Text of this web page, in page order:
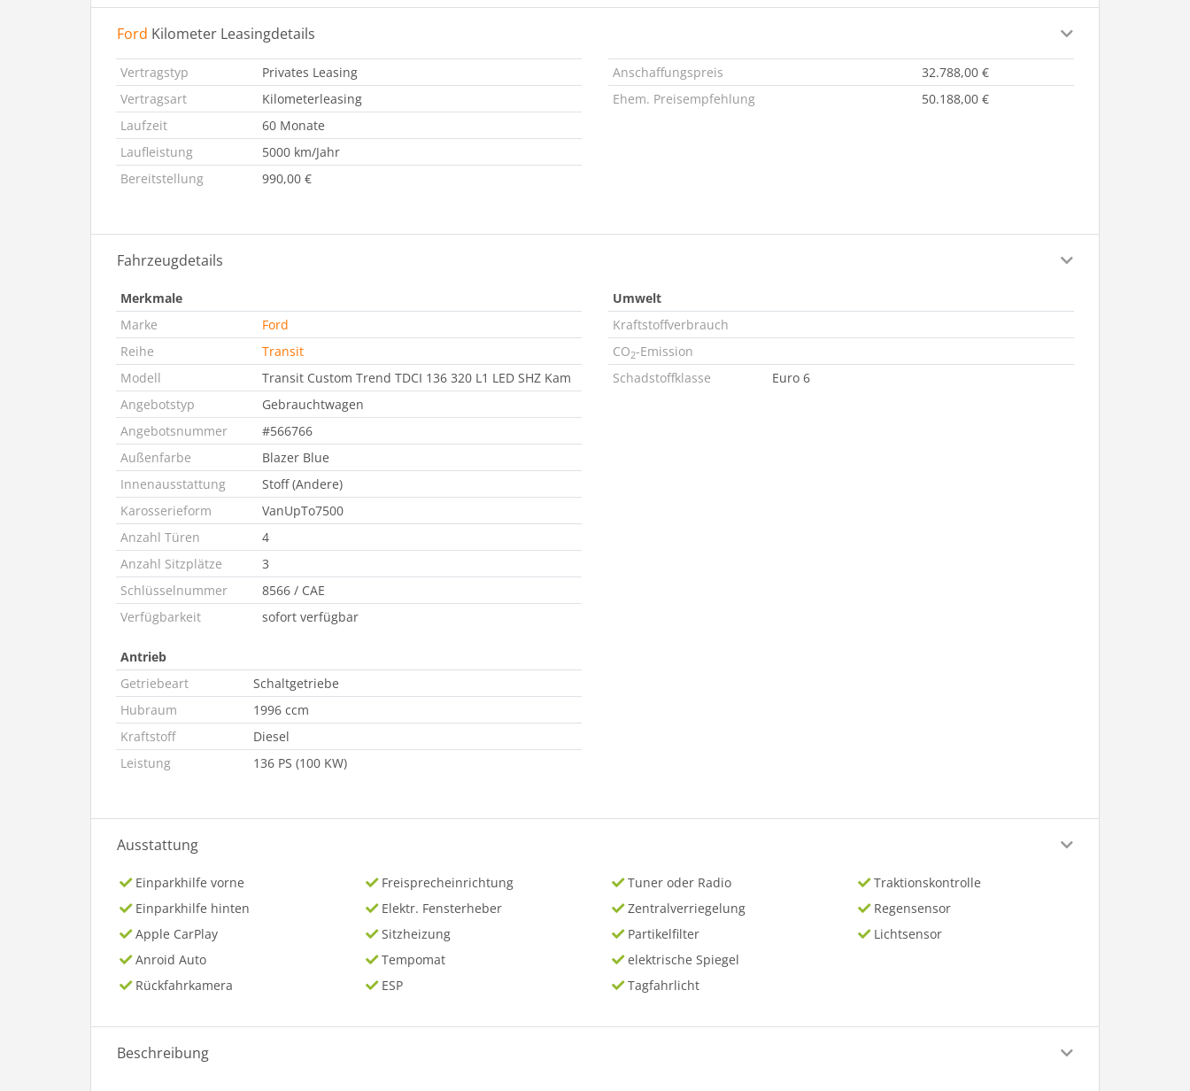
Ford Kilometer Leasingdetails
Vertragstyp
Privates Leasing
Vertragsart
Kilometerleasing
Laufzeit
60 Monate
Laufleistung
5000 km/Jahr
Bereitstellung
990,00 €
Anschaffungspreis
32.788,00 €
Ehem. Preisempfehlung
50.188,00 €
Fahrzeugdetails
Merkmale
Marke
Ford
Reihe
Transit
Modell
Transit Custom Trend TDCI 136 320 L1 LED SHZ Kam
Angebotstyp
Gebrauchtwagen
Angebotsnummer
#566766
Außenfarbe
Blazer Blue
Innenausstattung
Stoff (Andere)
Karosserieform
VanUpTo7500
Anzahl Türen
4
Anzahl Sitzplätze
3
Schlüsselnummer
8566 / CAE
Verfügbarkeit
sofort verfügbar
Antrieb
Getriebeart
Schaltgetriebe
Hubraum
1996 ccm
Kraftstoff
Diesel
Leistung
136 PS (100 KW)
Umwelt
Kraftstoffverbrauch
CO2-Emission
Schadstoffklasse
Euro 6
Ausstattung
Einparkhilfe vorne
Einparkhilfe hinten
Apple CarPlay
Anroid Auto
Rückfahrkamera
Freisprecheinrichtung
Elektr. Fensterheber
Sitzheizung
Tempomat
ESP
Tuner oder Radio
Zentralverriegelung
Partikelfilter
elektrische Spiegel
Tagfahrlicht
Traktionskontrolle
Regensensor
Lichtsensor
Beschreibung